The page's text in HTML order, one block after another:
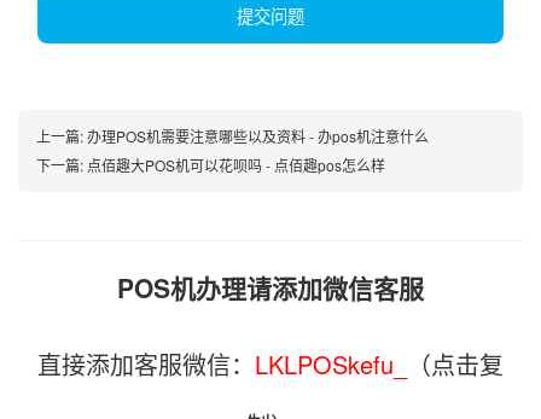
提交问题
上一篇:办理POS机需要注意哪些以及资料 - 办pos机注意什么
下一篇: 点佰趣大POS机可以花呗吗 - 点佰趣pos怎么样
POS机办理请添加微信客服
直接添加客服微信： LKLPOSkefu_
（点击复